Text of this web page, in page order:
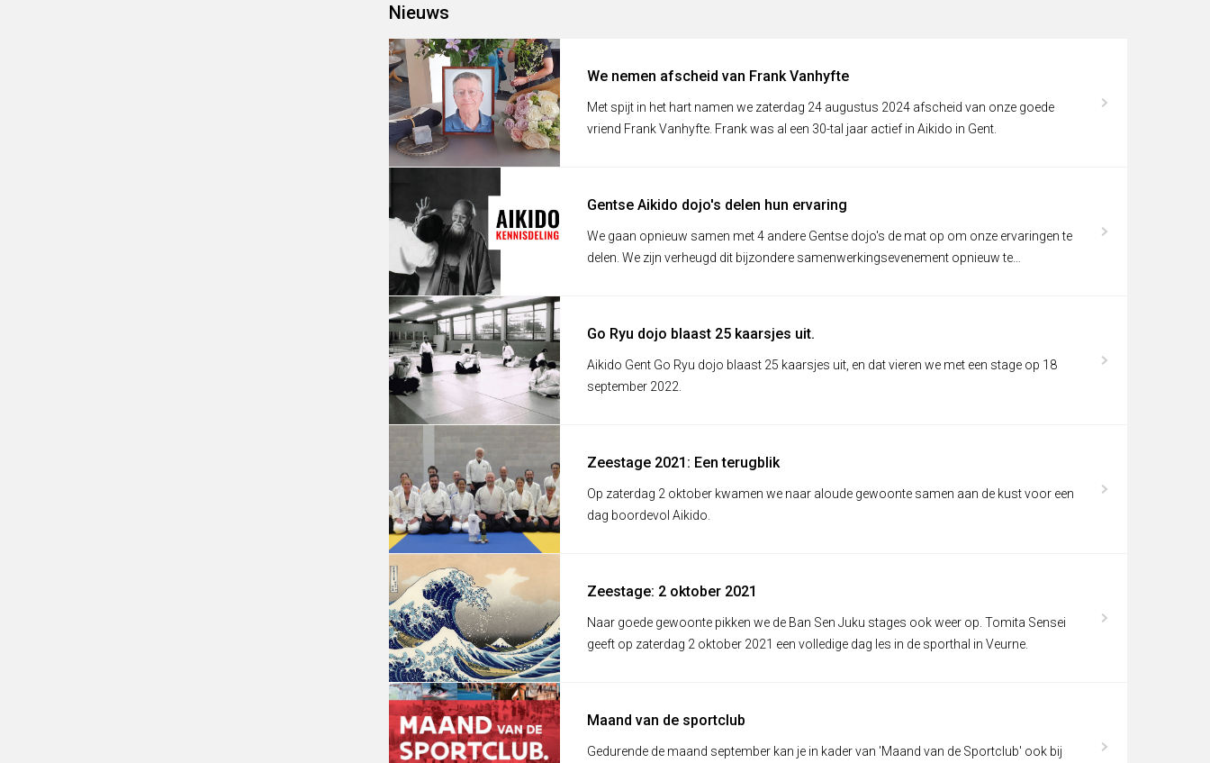
Nieuws
We nemen afscheid van Frank Vanhyfte
Met spijt in het hart namen we zaterdag 24 augustus 2024 afscheid van onze goede
vriend Frank Vanhyfte. Frank was al een 30-tal jaar actief in Aikido in Gent.
Gentse Aikido dojo's delen hun ervaring
We gaan opnieuw samen met 4 andere Gentse dojo's de mat op om onze ervaringen te
delen. We zijn verheugd dit bijzondere samenwerkingsevenement opnieuw te
Go Ryu dojo blaast 25 kaarsjes uit.
Aikido Gent Go Ryu dojo blaast 25 kaarsjes uit, en dat vieren we met een stage op 18
september 2022.
Zeestage 2021: Een terugblik
Op zaterdag 2 oktober kwamen we naar aloude gewoonte samen aan de kust voor een
dag boordevol Aikido.
Zeestage: 2 oktober 2021
Naar goede gewoonte pikken we de Ban Sen Juku stages ook weer op. Tomita Sensei
geeft op zaterdag 2 oktober 2021 een volledige dag les in de sporthal in Veurne.
Maand van de sportclub
Gedurende de maand september kan je in kader van 'Maand van de Sportclub' ook bij